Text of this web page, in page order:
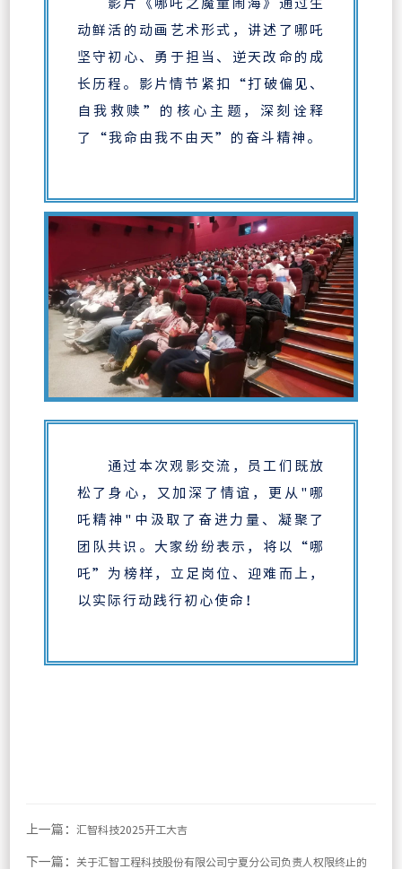
影片《哪吒之魔童闹海》通过生
动鲜活的动画艺术形式，讲述了哪吒
坚守初心、勇于担当、逆天改命的成
长历程。影片情节紧扣“打破偏见、
自我救赎”的核心主题，深刻诠释
了“我命由我不由天”的奋斗精神。
通过本次观影交流，员工们既放
松了身心，又加深了情谊，更从"哪
吒精神"中汲取了奋进力量、凝聚了
团队共识。大家纷纷表示，将以“哪
吒”为榜样，立足岗位、迎难而上，
以实际行动践行初心使命！
上一篇：汇智科技2025开工大吉
下一篇：
关于汇智工程科技股份有限公司宁夏分公司负责人权限终止的